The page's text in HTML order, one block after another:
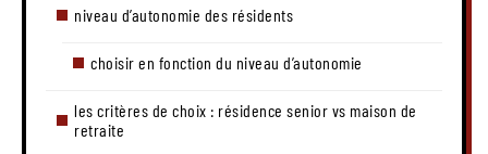
niveau d’autonomie des résidents
choisir en fonction du niveau d’autonomie
les critères de choix : résidence senior vs maison de
retraite